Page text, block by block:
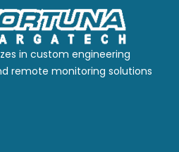
in custom engineering
remote monitoring solutions